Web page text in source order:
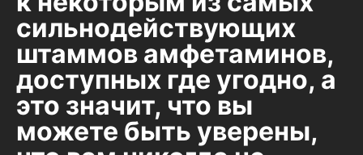
сильнодействующих
штаммов амфетаминов,
доступных где угодно, а
это значит, что вы
можете быть уверены,